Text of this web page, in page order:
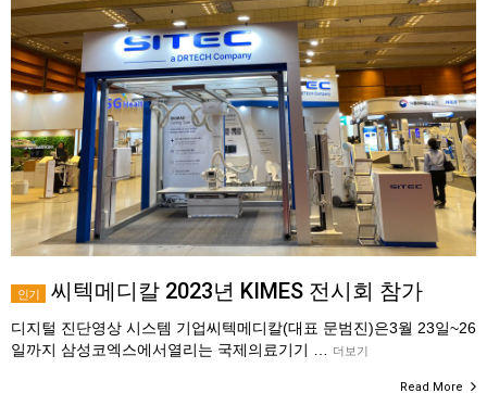
인기 씨텍메디칼 2023년 KIMES 전시회 참가
디지털 진단영상 시스템 기업씨텍메디칼(대표 문범진)은3월 23일~26
일까지 삼성코엑스에서열리는 국제의료기기 …
더보기
Read More